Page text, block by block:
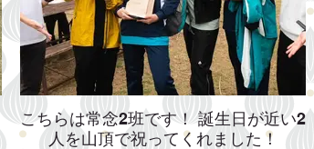
こちらは常念2班です！ 誕生日が近い2
人を山頂で祝ってくれました！